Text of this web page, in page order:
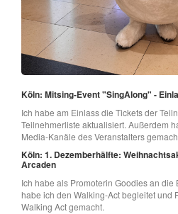
Köln: Mitsing-Event "SingAlong" -
Ich habe am Einlass die Tickets der
Teilnehmerliste aktualisiert. Außerdem
Media-Kanäle des Veranstalters
Köln: 1. Dezemberhälfte:
Arcaden
Ich habe als Promoterin Goodies an die
habe ich den Walking-Act begleitet und
Walking Act gemacht.